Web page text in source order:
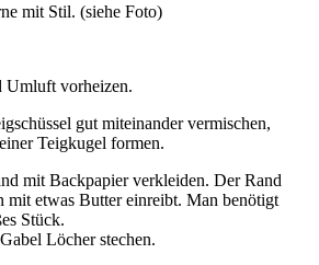
mit Stil. (siehe Foto)
Umluft vorheizen.
gut miteinander vermischen,
Teigkugel formen.
mit Backpapier verkleiden. Der Rand
mit etwas Butter einreibt. Man benötigt
Stück.
Löcher stechen.